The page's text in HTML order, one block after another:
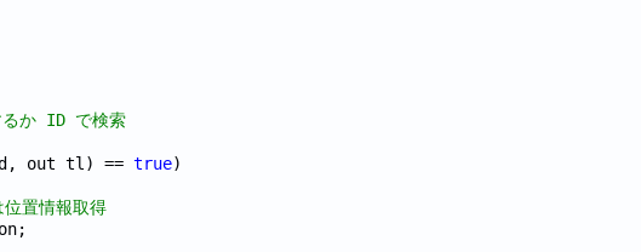
るか ID で検索
out tl) == true)
置情報取得